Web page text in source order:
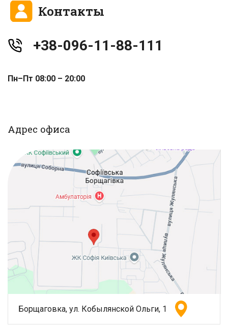
Контакты
+38-096-11-88-111
Пн–Пт 08:00 – 20:00
Адрес офиса
Борщаговка, ул. Кобылянской Ольги, 1